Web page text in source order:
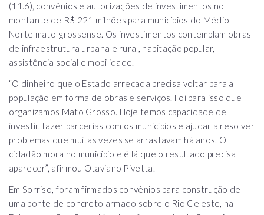
(11.6), convênios e autorizações de investimentos no
montante de R$ 221 milhões para municípios do Médio-
Norte mato-grossense. Os investimentos contemplam obras
de infraestrutura urbana e rural, habitação popular,
assistência social e mobilidade.
“O dinheiro que o Estado arrecada precisa voltar para a
população em forma de obras e serviços. Foi para isso que
organizamos Mato Grosso. Hoje temos capacidade de
investir, fazer parcerias com os municípios e ajudar a resolver
problemas que muitas vezes se arrastavam há anos. O
cidadão mora no município e é lá que o resultado precisa
aparecer”, afirmou Otaviano Pivetta.
Em Sorriso, foram firmados convênios para construção de
uma ponte de concreto armado sobre o Rio Celeste, na